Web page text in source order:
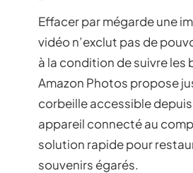
Effacer par mégarde une
vidéo n’exclut pas de
à la condition de suivre les
Amazon Photos propose
corbeille accessible
appareil connecté au
solution rapide pour
souvenirs égarés.